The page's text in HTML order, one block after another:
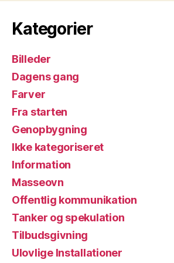
Kategorier
Billeder
Dagens gang
Farver
Fra starten
Genopbygning
Ikke kategoriseret
Information
Masseovn
Offentlig kommunikation
Tanker og spekulation
Tilbudsgivning
Ulovlige Installationer